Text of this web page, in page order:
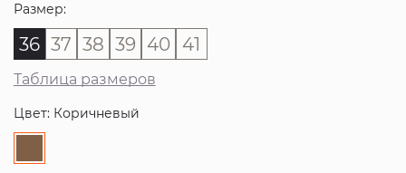
Размер:
36 37 38 39 40 41
Таблица размеров
Цвет: Коричневый